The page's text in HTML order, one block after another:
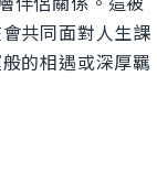
共同面對人生課
的相遇或深厚羈